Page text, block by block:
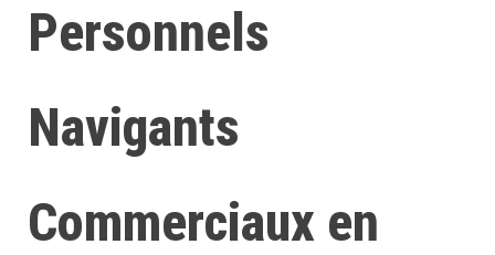
Personnels
Navigants
Commerciaux en